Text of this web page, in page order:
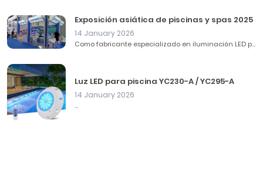
Exposición asiática de piscinas y spas 2025
14 January 2026
Como fabricante especializado en iluminación LED p...
Luz LED para piscina YC230-A / YC295-A
14 January 2026
...